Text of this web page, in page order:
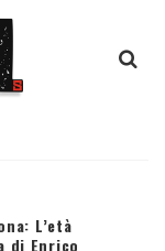
L’età
di Enrico